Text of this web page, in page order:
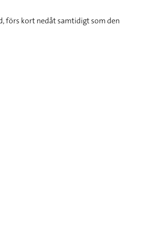
förs kort nedåt samtidigt som den